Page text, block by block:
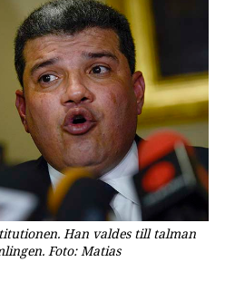
Han valdes till talman
Foto: Matias